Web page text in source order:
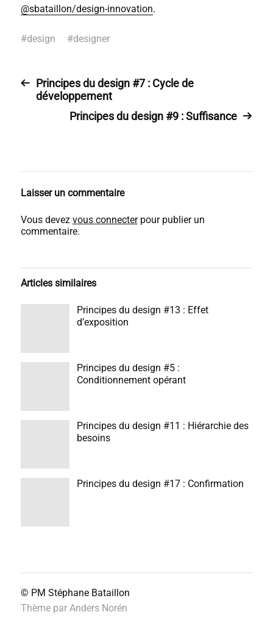
@sbataillon/design-innovation.
#design #designer
Principes du design #7 : Cycle de
développement
Principes du design #9 : Suffisance
Laisser un commentaire
Vous devez vous connecterpour publier un
commentaire.
Articles similaires
Principes du design #13 : Effet
d’exposition
Principes du design #5 :
Conditionnement opérant
Principes du design #11 : Hiérarchie des
besoins
Principes du design #17 : Confirmation
© PM Stéphane Bataillon
Thème par Anders Norén